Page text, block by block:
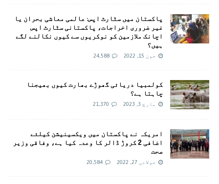
پاکستان میں سٹارٹ اپس: عالمی معاشی بحران یا
غیر ضروری اخراجات، پاکستانی سٹارٹ اپس
اچانک ملازمین کو نوکریوں سے کیوں نکالنے لگے
ہیں؟
جون 15, 2022 24,588
کولمبیا دریائی گھوڑے بھارت کیوں بھیجنا
چاہتا ہے؟
مارچ 3, 2023 21,370
امريکہ نے پاکستان میں ویکسینیشن کیلئے
اضافی 2 کروڑ ڈالر کا وعدہ کیا ہے، وفاقی وزیر
صحت
جولائی 27, 2022 20,584